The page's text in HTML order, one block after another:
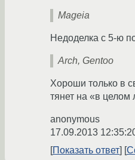
Mageia
Недоделка с 5-ю
Arch, Gentoo
Хороши только в
тянет на «в целом
anonymous
17.09.2013
Показать ответ